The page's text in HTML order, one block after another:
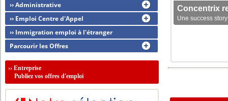
Concentrix
Une success
›› Administrative
›› Emploi Centre d'Appel
›› Immigration emploi à l'étranger
Parcourir les Offres
››Entreprise
Publiez vos offres d'emploi